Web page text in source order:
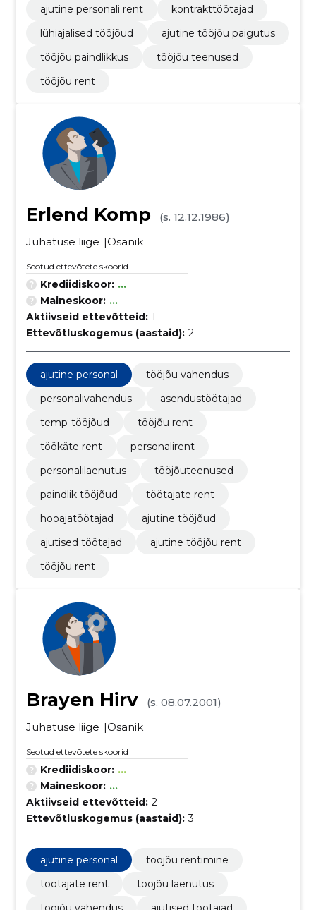
ajutine personali rent
kontrakttöötajad
lühiajalised tööjõud
ajutine tööjõu paigutus
tööjõu paindlikkus
tööjõu teenused
tööjõu rent
Erlend Komp
(s. 12.12.1986)
Juhatuse liige
Osanik
Seotud ettevõtete skoorid
Krediidiskoor: ...
Maineskoor: ...
Aktiivseid ettevõtteid: 1
Ettevõtluskogemus (aastaid): 2
ajutine personal
tööjõu vahendus
personalivahendus
asendustöötajad
temp-tööjõud
tööjõu rent
töökäte rent
personalirent
personalilaenutus
tööjõuteenused
paindlik tööjõud
töötajate rent
hooajatöötajad
ajutine tööjõud
ajutised töötajad
ajutine tööjõu rent
tööjõu rent
Brayen Hirv
(s. 08.07.2001)
Juhatuse liige
Osanik
Seotud ettevõtete skoorid
Krediidiskoor: ...
Maineskoor: ...
Aktiivseid ettevõtteid: 2
Ettevõtluskogemus (aastaid): 3
ajutine personal
tööjõu rentimine
töötajate rent
tööjõu laenutus